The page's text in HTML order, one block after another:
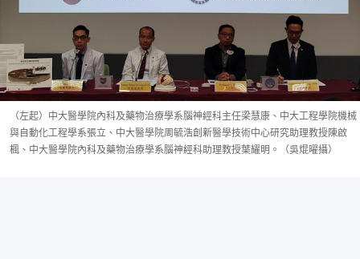
（左起）中大醫學院內科及藥物治療學系腦神經科主任梁慧康、中大工程學院機械
與自動化工程學系張立、中大醫學院周毓浩創新醫學技術中心研究助理教授陳啟
楓、中大醫學院內科及藥物治療學系腦神經科助理教授葉耀明。（吳焜曜攝）